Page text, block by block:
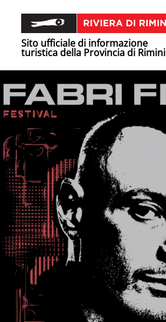
Sito ufficiale di informazione
turistica della Provincia di Rimini